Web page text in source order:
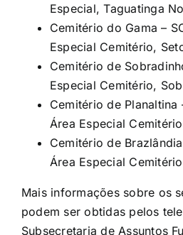
Especial, Taguatinga
Cemitério do Gama –
Especial Cemitério,
Cemitério de
Especial Cemitério,
Cemitério de Planaltina
Área Especial Cemitério
Cemitério de
Área Especial
Mais informações sobre os
podem ser obtidas pelos
Subsecretaria de Assuntos